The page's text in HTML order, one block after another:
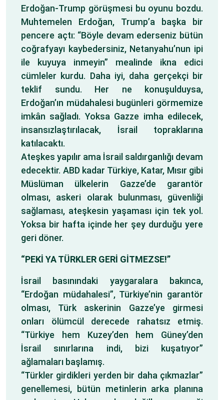
Erdoğan-Trump görüşmesi bu oyunu bozdu.
Muhtemelen Erdoğan, Trump’a başka bir
pencere açtı: “Böyle devam ederseniz bütün
coğrafyayı kaybedersiniz, Netanyahu’nun ipi
ile kuyuya inmeyin” mealinde ikna edici
cümleler kurdu. Daha iyi, daha gerçekçi bir
teklif sundu. Her ne konuşulduysa,
Erdoğan’ın müdahalesi bugünleri görmemize
imkân sağladı. Yoksa Gazze imha edilecek,
insansızlaştırılacak, İsrail topraklarına
katılacaktı.
Ateşkes yapılır ama İsrail saldırganlığı devam
edecektir. ABD kadar Türkiye, Katar, Mısır gibi
Müslüman ülkelerin Gazze’de garantör
olması, askeri olarak bulunması, güvenliği
sağlaması, ateşkesin yaşaması için tek yol.
Yoksa bir hafta içinde her şey durduğu yere
geri döner.
“PEKİ YA TÜRKLER GERİ GİTMEZSE!”
İsrail basınındaki yaygaralara bakınca,
“Erdoğan müdahalesi”, Türkiye’nin garantör
olması, Türk askerinin Gazze’ye girmesi
onları ölümcül derecede rahatsız etmiş.
“Türkiye hem Kuzey’den hem Güney’den
İsrail sınırlarına indi, bizi kuşatıyor”
ağlamaları başlamış.
“Türkler girdikleri yerden bir daha çıkmazlar”
genellemesi, bütün metinlerin arka planına